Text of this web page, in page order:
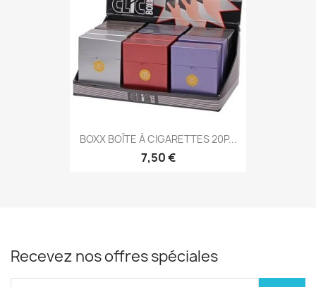
BOXX BOÎTE À CIGARETTES 20P...
7,50 €
Recevez nos offres spéciales